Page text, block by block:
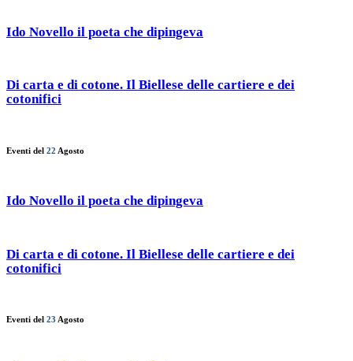
Ido Novello il poeta che dipingeva
Di carta e di cotone. Il Biellese delle cartiere e dei
cotonifici
Eventi del 22 Agosto
Ido Novello il poeta che dipingeva
Di carta e di cotone. Il Biellese delle cartiere e dei
cotonifici
Eventi del 23 Agosto